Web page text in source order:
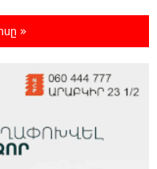
է անցկացվել Մերցի
դիտում՝ 24 ժամում
»